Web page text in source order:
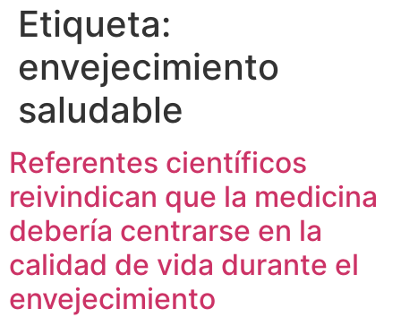
Etiqueta:
envejecimiento
saludable
Referentes científicos
reivindican que la medicina
debería centrarse en la
calidad de vida durante el
envejecimiento